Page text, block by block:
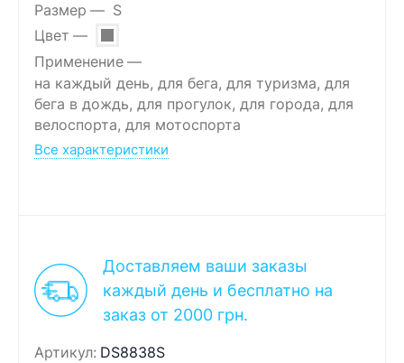
Размер
S
Цвет
Применение
на каждый день, для бега, для туризма, для
бега в дождь, для прогулок, для города, для
велоспорта, для мотоспорта
Все характеристики
Доставляем ваши заказы
каждый день и бесплатно на
заказ от 2000 грн.
Артикул: DS8838S